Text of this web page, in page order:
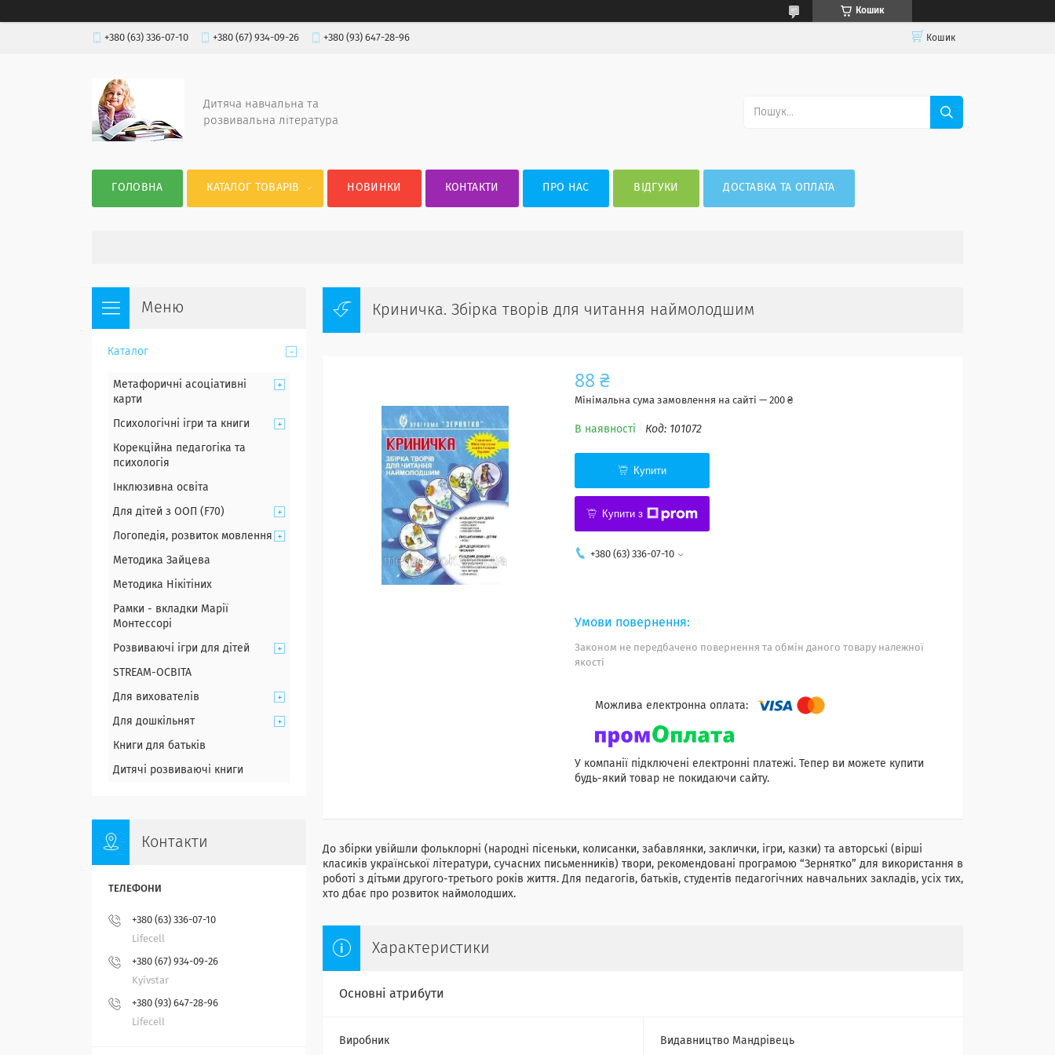
Кошик
+380 (63) 336-07-10 +380 (67) 934-09-26 +380 (93) 647-28-96 Кошик
Дитяча навчальна та
розвивальна література
ГОЛОВНА КАТАЛОГ ТОВАРІВ НОВИНКИ КОНТАКТИ ПРО НАС ВІДГУКИ ДОСТАВКА ТА ОПЛАТА
Криничка. Збірка творів для читання наймолодшим
88 ₴
Мінімальна сума замовлення на сайті — 200 ₴
В наявності Код: 101072
Купити
Купити з
+380 (63) 336-07-10
Законом не передбачено повернення та обмін даного товару належної
якості
У компанії підключені електронні платежі. Тепер ви можете купити
будь-який товар не покидаючи сайту.
До збірки увійшли фольклорні (народні пісеньки, колисанки, забавлянки, заклички, ігри, казки) та авторські (вірші
класиків української літератури, сучасних письменників) твори, рекомендовані програмою “Зернятко” для використання в
роботі з дітьми другого-третього років життя. Для педагогів, батьків, студентів педагогічних навчальних закладів, усіх тих,
хто дбає про розвиток наймолодших.
Характеристики
Основні атрибути
Виробник Видавництво Мандрівець
Каталог
Метафоричні асоціативні
карти
Психологічні ігри та книги
Корекційна педагогіка та
психологія
Інклюзивна освіта
Для дітей з ООП (F70)
Логопедія, розвиток мовлення
Методика Зайцева
Методика Нікітіних
Рамки - вкладки Марії
Монтессорі
Розвиваючі ігри для дітей
STREAM-ОСВІТА
Для вихователів
Для дошкільнят
Книги для батьків
Дитячі розвиваючі книги
Контакти
+380 (63) 336-07-10
Lifecell
+380 (67) 934-09-26
Kyivstar
+380 (93) 647-28-96
Lifecell